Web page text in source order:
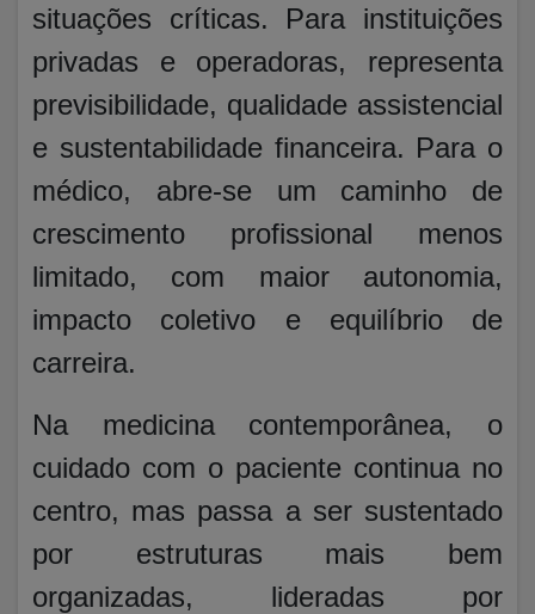
situações críticas. Para instituições
privadas e operadoras, representa
previsibilidade, qualidade assistencial
e sustentabilidade financeira. Para o
médico, abre-se um caminho de
crescimento profissional menos
limitado, com maior autonomia,
impacto coletivo e equilíbrio de
carreira.
Na medicina contemporânea, o
cuidado com o paciente continua no
centro, mas passa a ser sustentado
por estruturas mais bem
organizadas, lideradas por